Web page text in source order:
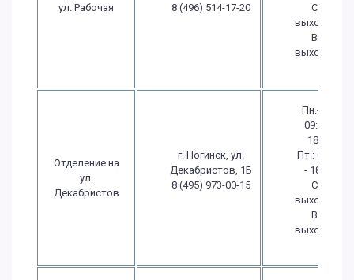
ул. Рабочая
8 (496) 514-17-20
Сб.:
выходной
Вс.:
выходной
Отделение на
ул.
Декабристов
г. Ногинск, ул.
Декабристов, 1Б
8 (495) 973-00-15
Пн.-Чт.:
09:00 -
18:00
Пт.: 09:00
- 18:00
Сб.:
выходной
Вс.:
выходной